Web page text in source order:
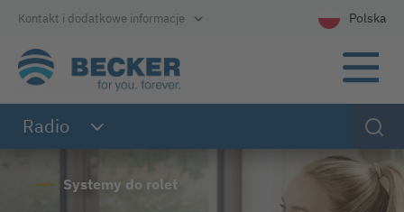
Bezpośrednio do nawigacji głównej
Bezpośrednio do treści
Bezpośrednio do stopki
Kontakt i dodatkowe informacje Polska
Radio
Systemy do rolet